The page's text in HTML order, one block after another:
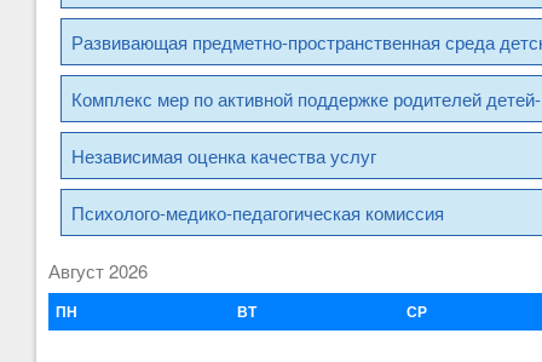
Развивающая предметно-пространственная среда
Комплекс мер по активной поддержке родителей
Независимая оценка качества услуг
Психолого-медико-педагогическая комиссия
Август 2026
ПН ВТ СР